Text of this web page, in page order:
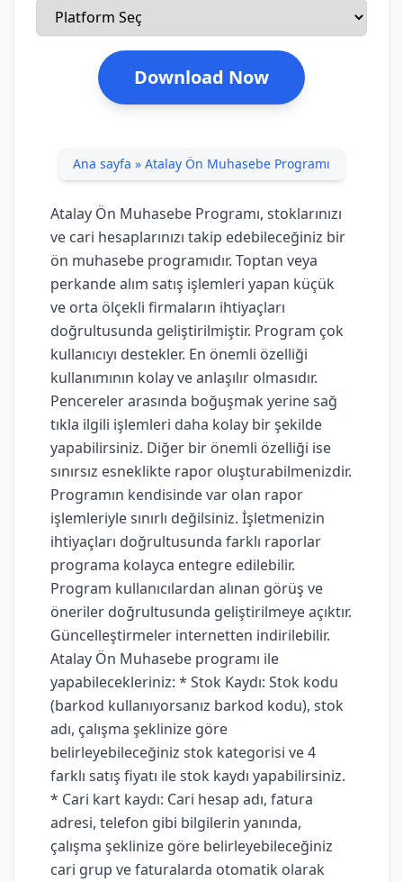
Download Now
Ana sayfa » Atalay Ön Muhasebe Programı
Atalay Ön Muhasebe Programı, stoklarınızı
ve cari hesaplarınızı takip edebileceğiniz bir
ön muhasebe programıdır. Toptan veya
perkande alım satış işlemleri yapan küçük
ve orta ölçekli firmaların ihtiyaçları
doğrultusunda geliştirilmiştir. Program çok
kullanıcıyı destekler. En önemli özelliği
kullanımının kolay ve anlaşılır olmasıdır.
Pencereler arasında boğuşmak yerine sağ
tıkla ilgili işlemleri daha kolay bir şekilde
yapabilirsiniz. Diğer bir önemli özelliği ise
sınırsız esneklikte rapor oluşturabilmenizdir.
Programın kendisinde var olan rapor
işlemleriyle sınırlı değilsiniz. İşletmenizin
ihtiyaçları doğrultusunda farklı raporlar
programa kolayca entegre edilebilir.
Program kullanıcılardan alınan görüş ve
öneriler doğrultusunda geliştirilmeye açıktır.
Güncelleştirmeler internetten indirilebilir.
Atalay Ön Muhasebe programı ile
yapabilecekleriniz: * Stok Kaydı: Stok kodu
(barkod kullanıyorsanız barkod kodu), stok
adı, çalışma şeklinize göre
belirleyebileceğiniz stok kategorisi ve 4
farklı satış fiyatı ile stok kaydı yapabilirsiniz.
* Cari kart kaydı: Cari hesap adı, fatura
adresi, telefon gibi bilgilerin yanında,
çalışma şeklinize göre belirleyebileceğiniz
cari grup ve faturalarda otomatik olarak